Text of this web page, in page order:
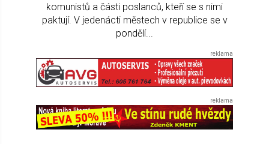
komunistů a části poslanců, kteří se s nimi
paktují. V jedenácti městech v republice se v
pondělí...